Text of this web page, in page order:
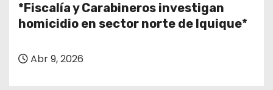
*Fiscalía y Carabineros investigan
homicidio en sector norte de Iquique*
Abr 9, 2026